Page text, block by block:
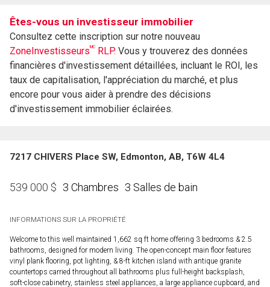
Êtes-vous un investisseur immobilier
Consultez cette inscription sur notre nouveau
ZoneInvestisseursMC RLP. Vous y trouverez des données
financières d'investissement détaillées, incluant le ROI, les
taux de capitalisation, l'appréciation du marché, et plus
encore pour vous aider à prendre des décisions
d'investissement immobilier éclairées.
7217 CHIVERS Place SW, Edmonton, AB, T6W 4L4
539 000 $ 3 Chambres 3 Salles de bain
INFORMATIONS SUR LA PROPRIÉTÉ
Welcome to this well maintained 1,662 sq ft home offering 3 bedrooms & 2.5
bathrooms, designed for modern living. The open-concept main floor features
vinyl plank flooring, pot lighting, & 8-ft kitchen island with antique granite
countertops carried throughout all bathrooms plus full-height backsplash,
soft-close cabinetry, stainless steel appliances, a large appliance cupboard, and